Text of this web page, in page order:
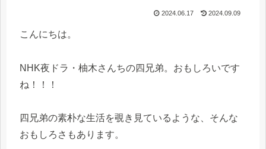
2024.06.17 2024.09.09
こんにちは。
NHK夜ドラ・柚木さんちの四兄弟。おもしろいです
ね！！！
四兄弟の素朴な生活を覗き見ているような、そんな
おもしろさもあります。